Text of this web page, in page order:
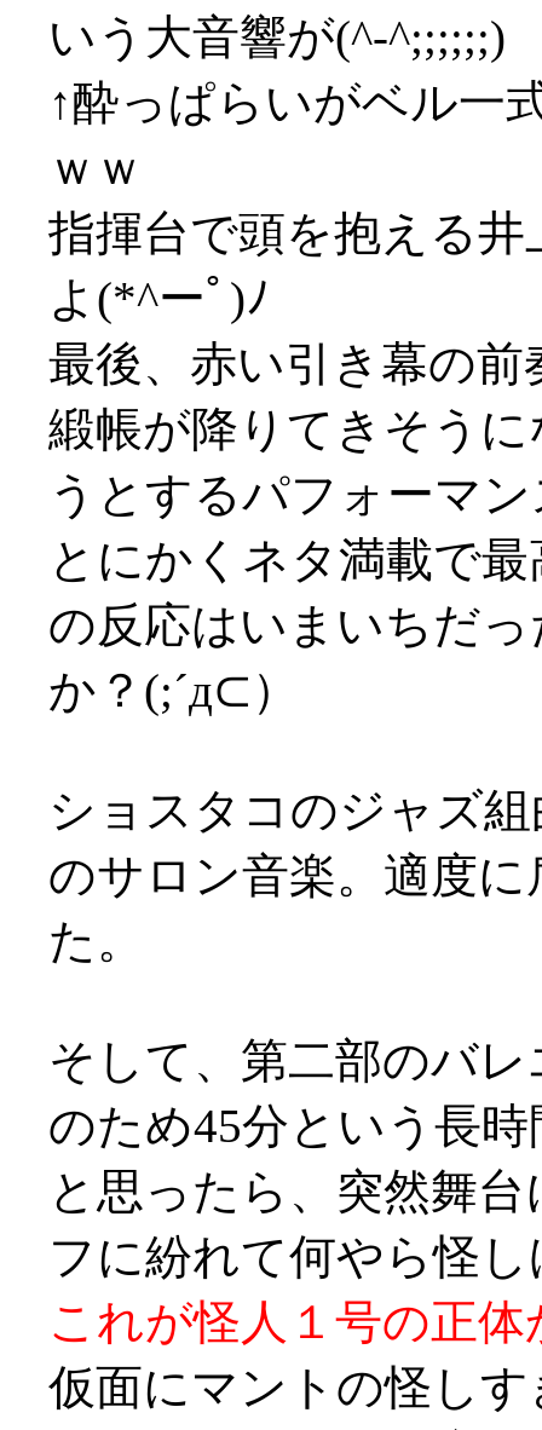
いう大音響が(^-^;;;;;;)
↑酔っぱらいがベル一
ｗｗ
指揮台で頭を抱える
よ(*^ーﾟ)ﾉ
最後、赤い引き幕の
緞帳が降りてきそう
うとするパフォーマ
とにかくネタ満載で
の反応はいまいちだ
か？(;´д⊂）
ショスタコのジャズ
のサロン音楽。適度
た。
そして、第二部のバ
のため45分という長
と思ったら、突然舞
フに紛れて何やら怪
これが怪人１号の正体
仮面にマントの怪し